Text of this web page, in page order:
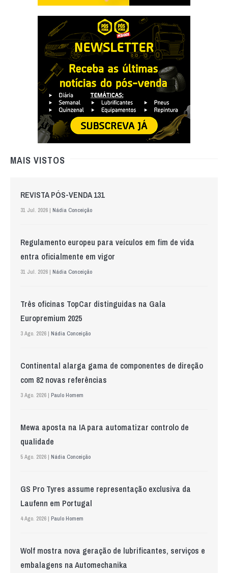
MAIS VISTOS
REVISTA PÓS-VENDA 131
31 Jul. 2026 | Nádia Conceição
Regulamento europeu para veículos em fim de vida
entra oficialmente em vigor
31 Jul. 2026 | Nádia Conceição
Três oficinas TopCar distinguidas na Gala
Europremium 2025
3 Ago. 2026 | Nádia Conceição
Continental alarga gama de componentes de direção
com 82 novas referências
3 Ago. 2026 | Paulo Homem
Mewa aposta na IA para automatizar controlo de
qualidade
5 Ago. 2026 | Nádia Conceição
GS Pro Tyres assume representação exclusiva da
Laufenn em Portugal
4 Ago. 2026 | Paulo Homem
Wolf mostra nova geração de lubrificantes, serviços e
embalagens na Automechanika